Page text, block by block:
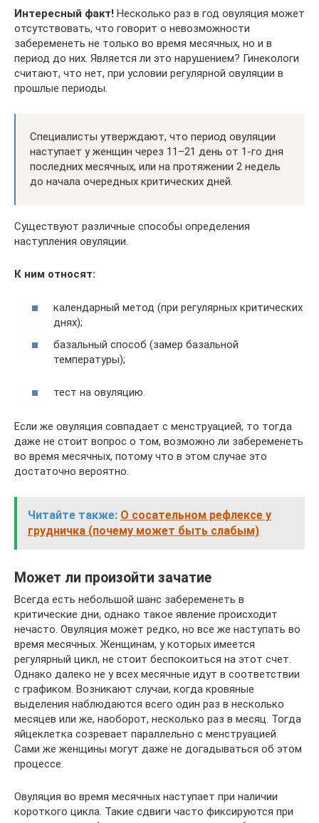
Интересный факт! Несколько раз в год овуляция может
отсутствовать, что говорит о невозможности
забеременеть не только во время месячных, но и в
период до них. Является ли это нарушением? Гинекологи
считают, что нет, при условии регулярной овуляции в
прошлые периоды.
Специалисты утверждают, что период овуляции
наступает у женщин через 11–21 день от 1-го дня
последних месячных, или на протяжении 2 недель
до начала очередных критических дней.
Существуют различные способы определения
наступления овуляции.
К ним относят:
календарный метод (при регулярных критических
днях);
базальный способ (замер базальной
температуры);
тест на овуляцию.
Если же овуляция совпадает с менструацией, то тогда
даже не стоит вопрос о том, возможно ли забеременеть
во время месячных, потому что в этом случае это
достаточно вероятно.
Читайте также: О сосательном рефлексе у
грудничка (почему может быть слабым)
Может ли произойти зачатие
Всегда есть небольшой шанс забеременеть в
критические дни, однако такое явление происходит
нечасто. Овуляция может редко, но все же наступать во
время месячных. Женщинам, у которых имеется
регулярный цикл, не стоит беспокоиться на этот счет.
Однако далеко не у всех месячные идут в соответствии
с графиком. Возникают случаи, когда кровяные
выделения наблюдаются всего один раз в несколько
месяцев или же, наоборот, несколько раз в месяц. Тогда
яйцеклетка созревает параллельно с менструацией.
Сами же женщины могут даже не догадываться об этом
процессе.
Овуляция во время месячных наступает при наличии
короткого цикла. Такие сдвиги часто фиксируются при